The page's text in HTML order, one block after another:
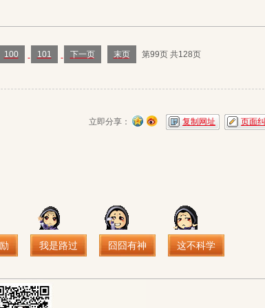
100 101 下一页 末页 第99页 共128页
立即分享： 复制网址 页面
我是路过 囧囧有神 这不科学